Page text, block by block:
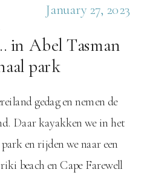
in Abel Tasman
park
gedag en nemen de
Daar kayakken we in het
en rijden we naar een
beach en Cape Farewell
January 27, 2023